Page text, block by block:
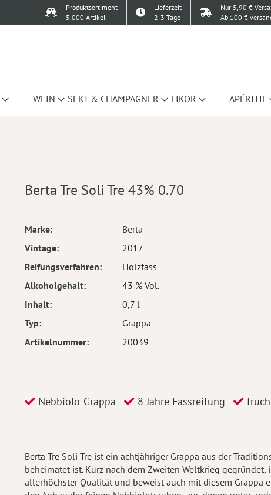
Produktsortiment
5.000 Artikel
Lieferzeit
2-3 Tage
Nur 5,90 €
Ab 100 €
WEIN SEKT & CHAMPAGNER LIKÖR APÉRITIF
Berta Tre Soli Tre 43% 0.70
Mehr
Marke
Berta
Vintage
2017
Reifungsverfahren
Holzfass
Alkoholgehalt
43 % Vol.
Inhalt
0,7 l
Typ
Grappa
Artikelnummer
20039
Nebbiolo-Grappa 8 Jahre Fassreifung
Berta Tre Soli Tre ist ein achtjähriger Grappa aus der
beheimatet ist. Kurz nach dem Zweiten Weltkrieg
allerhöchster Qualität und beweist auch mit diesem